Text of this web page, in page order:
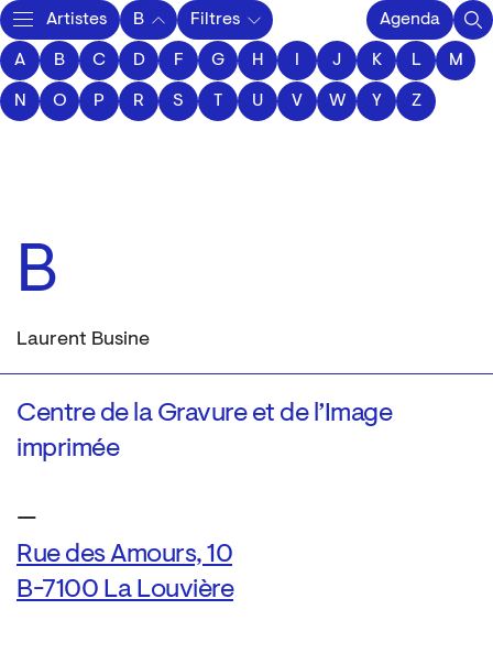
Artistes B
A B C D F G H J K L M
N O P R S T U V W Y Z
Filtres
Activity
Agenda
B
Laurent Busine
Centre de la Gravure et de l’Image
imprimée
—
Rue des Amours, 10
B-7100 La Louvière